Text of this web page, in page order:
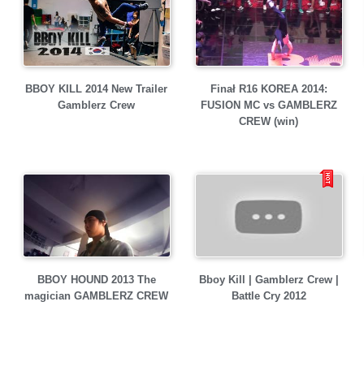
BBOY KILL 2014 New Trailer
Gamblerz Crew
Finał R16 KOREA 2014:
FUSION MC vs GAMBLERZ
CREW (win)
BBOY HOUND 2013 The
magician GAMBLERZ CREW
Bboy Kill | Gamblerz Crew |
Battle Cry 2012